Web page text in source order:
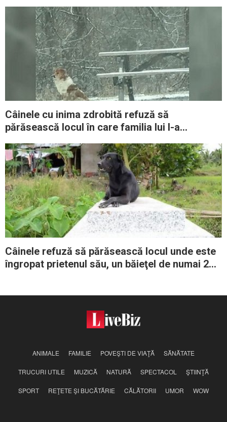
Câinele cu inima zdrobită refuză să
părăsească locul în care familia lui l-a
Câinele refuză să părăsească locul unde este
îngropat prietenul său, un băieţel de numai 2
ANIMALE FAMILIE POVEŞTI DE VIAŢĂ SĂNĂTATE
TRUCURI UTILE MUZICĂ NATURĂ SPECTACOL ŞTIINŢĂ
SPORT REŢETE ŞI BUCĂTĂRIE CĂLĂTORII UMOR WOW